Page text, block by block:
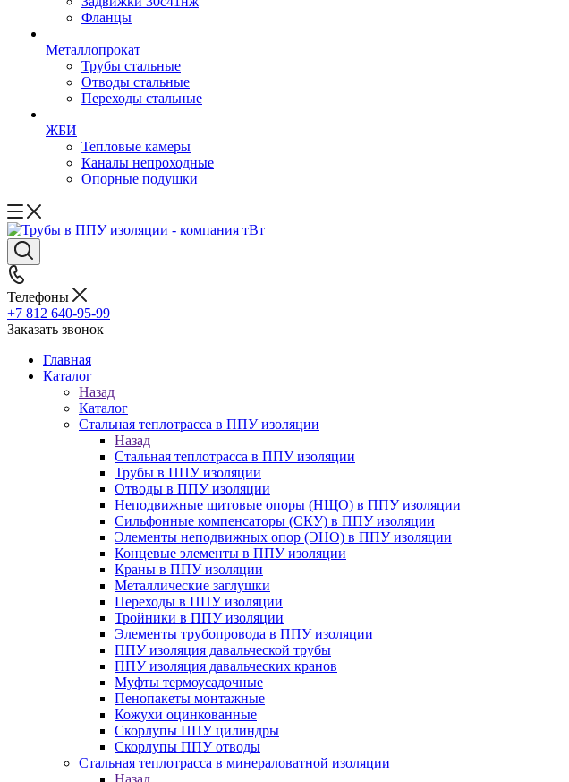
Фланцы
Металлопрокат
Трубы стальные
Отводы стальные
Переходы стальные
ЖБИ
Тепловые камеры
Каналы непроходные
Опорные подушки
Телефоны
+7 812 640-95-99
Заказать звонок
Главная
Каталог
Назад
Каталог
Стальная теплотрасса в ППУ изоляции
Назад
Стальная теплотрасса в ППУ изоляции
Трубы в ППУ изоляции
Отводы в ППУ изоляции
Неподвижные щитовые опоры (НЩО) в ППУ изоляции
Cильфонные компенсаторы (СКУ) в ППУ изоляции
Элементы неподвижных опор (ЭНО) в ППУ изоляции
Концевые элементы в ППУ изоляции
Краны в ППУ изоляции
Металлические заглушки
Переходы в ППУ изоляции
Тройники в ППУ изоляции
Элементы трубопровода в ППУ изоляции
ППУ изоляция давальческой трубы
ППУ изоляция давальческих кранов
Муфты термоусадочные
Пенопакеты монтажные
Кожухи оцинкованные
Скорлупы ППУ цилиндры
Скорлупы ППУ отводы
Стальная теплотрасса в минераловатной изоляции
Назад